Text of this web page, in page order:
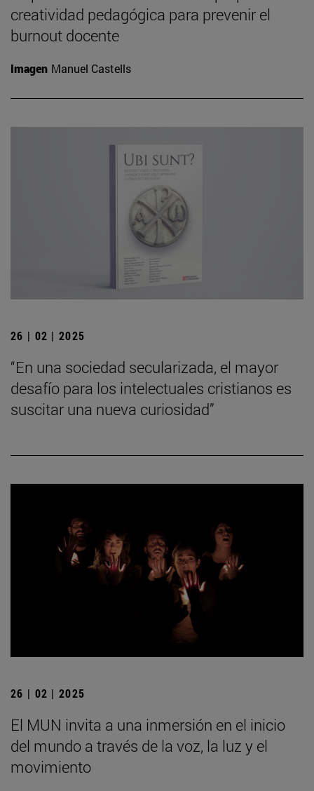
creatividad pedagógica para prevenir el
burnout docente
Imagen Manuel Castells
26 | 02 | 2025
“En una sociedad secularizada, el mayor
desafío para los intelectuales cristianos es
suscitar una nueva curiosidad”
26 | 02 | 2025
El MUN invita a una inmersión en el inicio
del mundo a través de la voz, la luz y el
movimiento